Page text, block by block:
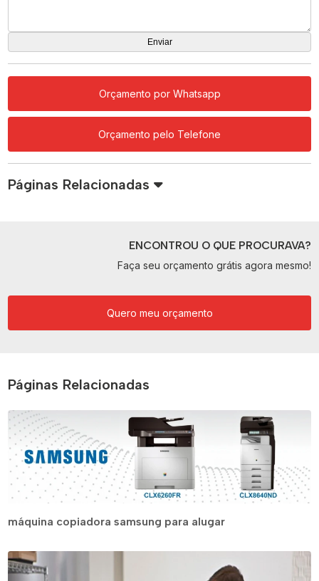
Orçamento por Whatsapp
Orçamento pelo Telefone
Páginas Relacionadas
ENCONTROU O QUE PROCURAVA?
Faça seu orçamento grátis agora mesmo!
Quero meu orçamento
Páginas Relacionadas
máquina copiadora samsung para alugar